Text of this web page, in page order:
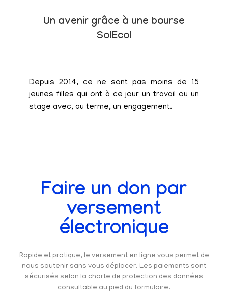
Un avenir grâce à une bourse
SolEcol
Depuis 2014, ce ne sont pas moins de 15
jeunes filles qui ont à ce jour un travail ou un
stage avec, au terme, un engagement.
Faire un don par
versement
électronique
Rapide et pratique, le versement en ligne vous permet de
nous soutenir sans vous déplacer. Les paiements sont
sécurisés selon la charte de protection des données
consultable au pied du formulaire.